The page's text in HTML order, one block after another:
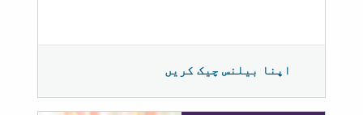
اپنا بیلنس چیک کریں